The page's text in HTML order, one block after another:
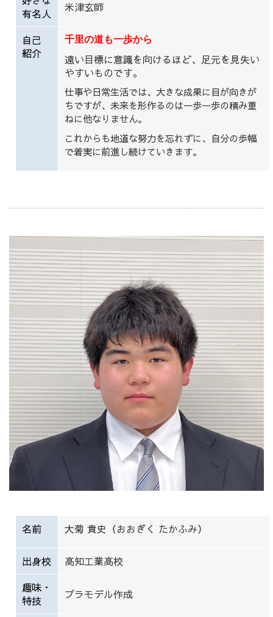
有名人
米津玄師
自己
紹介
千里の道も一歩から
遠い目標に意識を向けるほど、足元を見失い
やすいものです。
仕事や日常生活では、大きな成果に目が向きが
ちですが、未来を形作るのは一歩一歩の積み重
ねに他なりません。
これからも地道な努力を忘れずに、自分の歩幅
で着実に前進し続けていきます。
名前 大菊 貴史（おおぎく たかふみ）
出身校
高知工業高校
趣味・
特技
プラモデル作成